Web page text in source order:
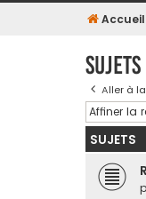
Accueil
Aller à
SUJETS